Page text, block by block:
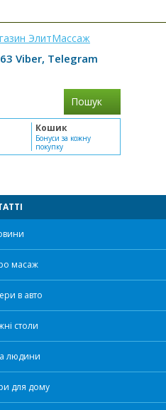
Viber, Telegram
Пошук
Кошик
Бонуси за кожну
покупку
масаж
в авто
столи
людини
для дому